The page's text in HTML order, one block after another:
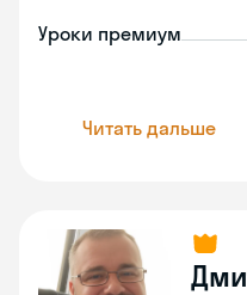
Уроки премиум
Читать дальше